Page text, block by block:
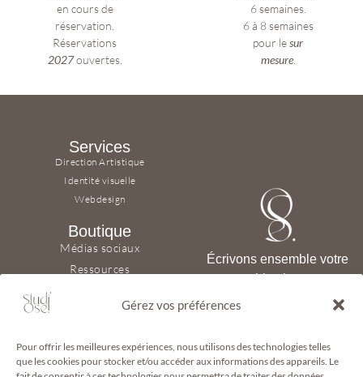
Gérez vos préférences
Pour offrir les meilleures expériences, nous utilisons des technologies telles
que les cookies pour stocker et/ou accéder aux informations des appareils. Le
en cours de
réservation.
Réservations
2027ouvertes.
6 semaines.
6 à 8 semaines
pour lesur
mesure.
Services
Direction Artistique
Identité visuelle
Webdesign
Boutique
Médias sociaux
Ressources
À propos
Écrivons ensemble votre
histoire,
en donnant de l’importance
© 2017 - 2026 Studi’Ose. Tous
droits réservés | Mentions Légales